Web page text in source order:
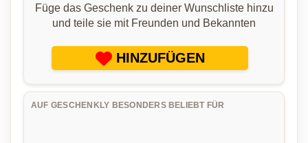
Füge das Geschenk zu deiner Wunschliste hinzu
und teile sie mit Freunden und Bekannten
HINZUFÜGEN
AUF GESCHENKLY BESONDERS BELIEBT FÜR